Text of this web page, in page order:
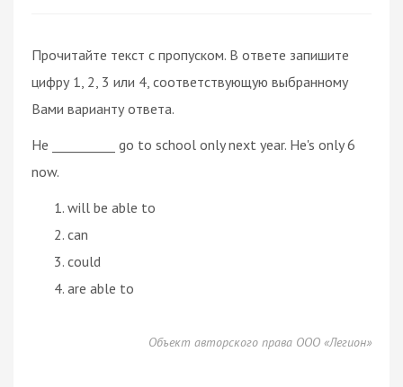
Прочитайте текст с пропуском. В ответе запишите
цифру 1, 2, 3 или 4, соответствующую выбранному
Вами варианту ответа.
Не __________ go to school only next year. He's only 6
now.
will be able to
can
could
are able to
Объект авторского права ООО «Легион»